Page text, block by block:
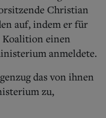
Christian
auf, indem er für
Koalition einen
anmeldete.
das von ihnen
zu,